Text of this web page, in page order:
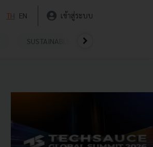
TH EN เข้าสู่ระบบ
SUSTAINABLE